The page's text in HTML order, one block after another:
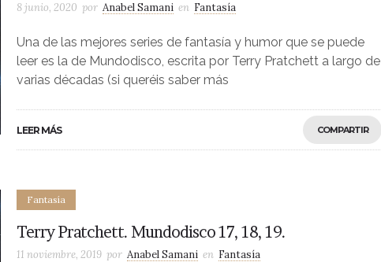
8 junio, 2020 por Anabel Samani en Fantasía
Una de las mejores series de fantasía y humor que se puede
leer es la de Mundodisco, escrita por Terry Pratchett a largo de
varias décadas (si queréis saber más
LEER MÁS COMPARTIR
Fantasía
Terry Pratchett. Mundodisco 17, 18, 19.
11 noviembre, 2019 por Anabel Samani en Fantasía